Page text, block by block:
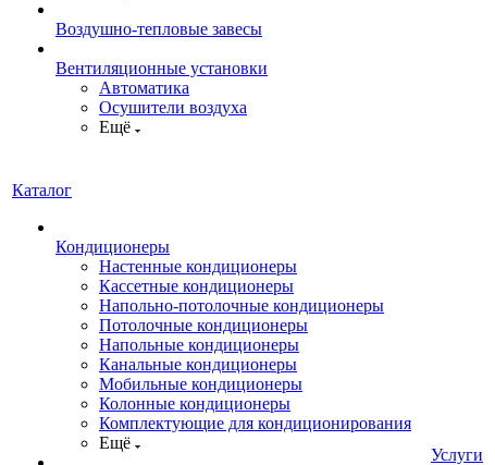
Воздушно-тепловые завесы
Вентиляционные установки
Автоматика
Осушители воздуха
Ещё
Каталог
Кондиционеры
Настенные кондиционеры
Кассетные кондиционеры
Напольно-потолочные кондиционеры
Потолочные кондиционеры
Напольные кондиционеры
Канальные кондиционеры
Мобильные кондиционеры
Колонные кондиционеры
Комплектующие для кондиционирования
Ещё
Услуги